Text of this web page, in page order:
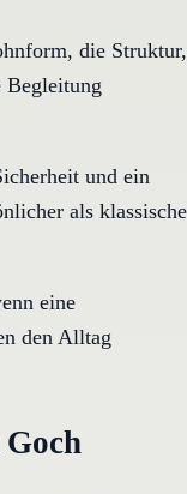
die Struktur,
Begleitung
und ein
als klassische
eine
den Alltag